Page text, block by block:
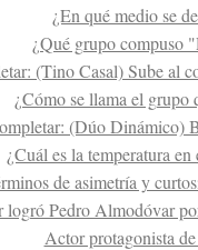
¿En qué medio se
¿Qué grupo compuso
(Tino Casal) Sube al
¿Cómo se llama el
(Dúo Dinámico)
¿Cuál es la temperatura
de asimetría y
logró Pedro Almodóvar
Actor protagonista